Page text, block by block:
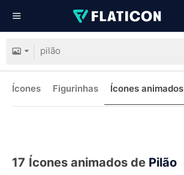
Ícones Figurinhas Ícones animados
17 Ícones animados de Pilão